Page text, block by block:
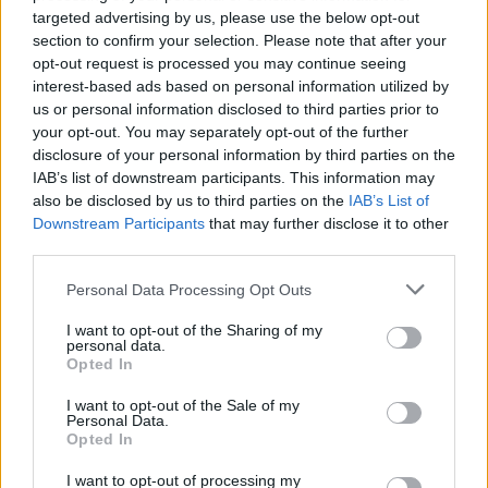
targeted advertising by us, please use the below opt-out
section to confirm your selection. Please note that after your
opt-out request is processed you may continue seeing
interest-based ads based on personal information utilized by
us or personal information disclosed to third parties prior to
your opt-out. You may separately opt-out of the further
disclosure of your personal information by third parties on the
IAB’s list of downstream participants. This information may
also be disclosed by us to third parties on the IAB’s List of
Downstream Participants that may further disclose it to other
Please note that this website/app uses one or more Google
not limited to your visit or usage behaviour. You may click to
grant or deny consent to Google and its third-party tags to
use your data for below specified purposes in below Google
consent section.
Personal Data Processing Opt Outs
I want to opt-out of the Sharing of my
personal data.
Opted In
I want to opt-out of the Sale of my
Personal Data.
Opted In
I want to opt-out of processing my
Csendélet 5.0: alig balesetveszélyes lépcső és remek
állapotban levő buszmegálló mutatja, hogy Szolnok mennyire
élhető város
Pénteken újra csökken a benzin és a gázolaj ára is
Napokon belül megválasztja az új köztársasági elnököt az
Országgyűlés
Kiterjedt tüzek pusztítanak az országban, köztük Karcagon
számoltak be a szolnoki börtönből
Váratlan fennakadás borította fel a Szolnok–Kecskemét
vasútvonal közlekedését
A polgármester a szolnoki cégekhez fordult: több száz